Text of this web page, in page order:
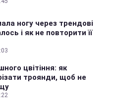
ногу через трендові
і як не повторити її
цвітіння: як
троянди, щоб не